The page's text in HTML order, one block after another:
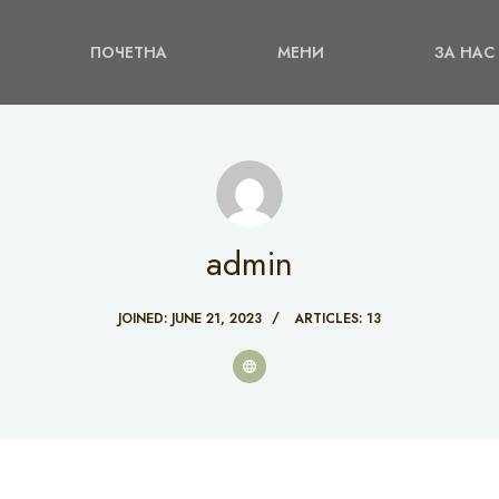
ПОЧЕТНА МЕНИ ЗА НАС
admin
JOINED: JUNE 21, 2023 ARTICLES: 13